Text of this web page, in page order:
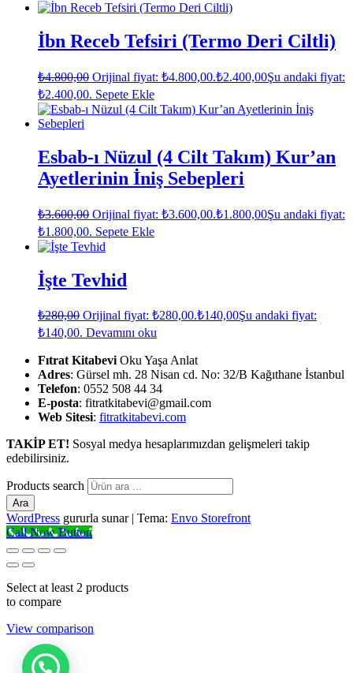
İbn Receb Tefsiri (Termo Deri Ciltli)
₺4.800,00 Orijinal fiyat: ₺4.800,00.₺2.400,00Şu andaki fiyat:
₺2.400,00. Sepete Ekle
Esbab-ı Nüzul (4 Cilt Takım) Kur’an
Ayetlerinin İniş Sebepleri
₺3.600,00 Orijinal fiyat: ₺3.600,00.₺1.800,00Şu andaki fiyat:
₺1.800,00. Sepete Ekle
İşte Tevhid
₺280,00 Orijinal fiyat: ₺280,00.₺140,00Şu andaki fiyat:
₺140,00. Devamını oku
Fıtrat KitabeviOku Yaşa Anlat
Adres: Gürsel mh. 28 Nisan cd. No: 32/B Kağıthane İstanbul
Telefon: 0552 508 44 34
E-posta: fitratkitabevi@gmail.com
Web Sitesi: fitratkitabevi.com
TAKİP ET! Sosyal medya hesaplarımızdan gelişmeleri takip
edebilirsiniz.
Products search
Ara
WordPress gururla sunar | Tema: Envo Storefront
Call Now Button
Select at least 2 products
to compare
View comparison